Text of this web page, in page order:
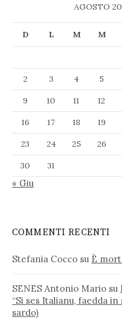
AGOSTO
D L M M
2
3 4 5
9
10 11 12
16
17 18 19
23
24 25 26
30
31
« Giu
COMMENTI RECENTI
Stefania Cocco su È
SENES Antonio Mario su
“Si ses Italianu, faedda
sardo)